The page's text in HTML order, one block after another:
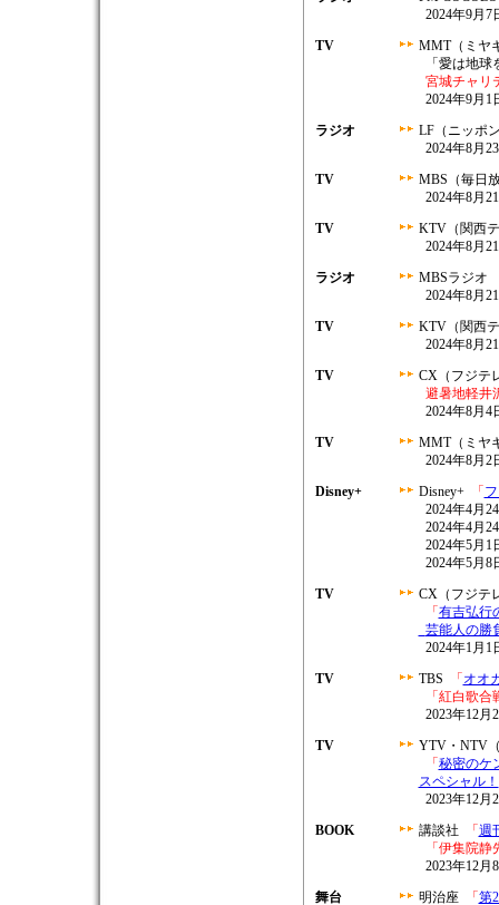
2024年9月7
TV
MMT（ミヤ
「愛は地球
宮城チャリ
2024年9月1
ラジオ
LF（ニッポ
2024年8月
TV
MBS（毎日
2024年8月
TV
KTV（関西
2024年8月
ラジオ
MBSラジオ
2024年8月
TV
KTV（関西
2024年8月
TV
CX（フジテ
避暑地軽井
2024年8月4
TV
MMT（ミヤ
2024年8月2
Disney+
Disney+ 「
2024年4月
2024年4月
2024年5月1
2024年5月8
TV
CX（フジテ
「 有吉弘行
芸能人の勝
2024年1月1
TV
TBS 「 オオ
「紅白歌合
2023年12月
TV
YTV・NTV
「 秘密のケ
スペシャル！
2023年12月
BOOK
講談社 「 週
「伊集院
2023年12月
舞台
明治座 「 第